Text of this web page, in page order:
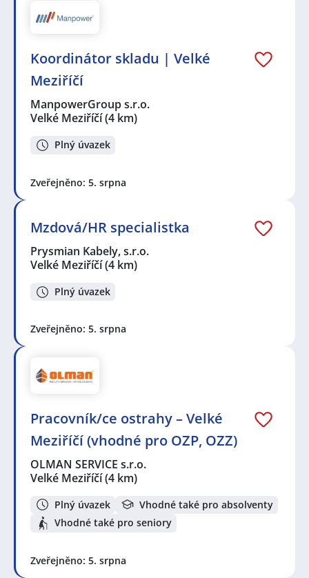
Koordinátor skladu | Velké
Meziříčí
ManpowerGroup s.r.o.
Velké Meziříčí(4 km)
Plný úvazek
Zveřejněno: 5. srpna
Mzdová/HR specialistka
Prysmian Kabely, s.r.o.
Velké Meziříčí(4 km)
Plný úvazek
Zveřejněno: 5. srpna
Pracovník/ce ostrahy – Velké
Meziříčí (vhodné pro OZP, OZZ)
OLMAN SERVICE s.r.o.
Velké Meziříčí(4 km)
Plný úvazek
Vhodné také pro absolventy
Vhodné také pro seniory
Zveřejněno: 5. srpna